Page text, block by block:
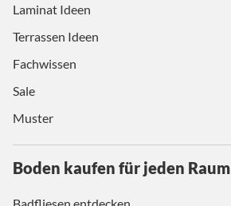
Laminat Ideen
Terrassen Ideen
Fachwissen
Sale
Muster
Boden kaufen für jeden Raum